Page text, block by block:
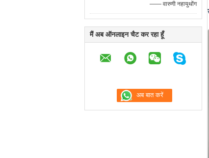
—— वारुणी नहायुथोंग
मैं अब ऑनलाइन चैट कर रहा हूँ